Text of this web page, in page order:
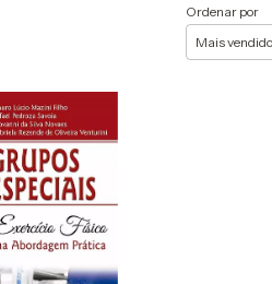
Ordenar por